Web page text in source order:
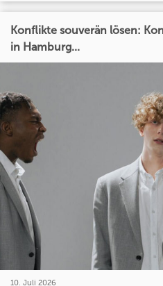
Konflikte souverän lösen:
in Hamburg...
10. Juli 2026